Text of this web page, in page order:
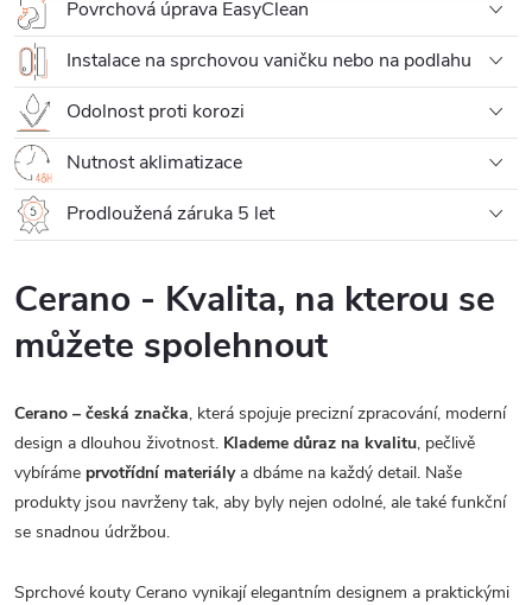
Povrchová úprava EasyClean
Instalace na sprchovou vaničku nebo na podlahu
Odolnost proti korozi
Nutnost aklimatizace
Prodloužená záruka 5 let
Cerano - Kvalita, na kterou se
můžete spolehnout
Cerano – česká značka, která spojuje precizní zpracování, moderní
design a dlouhou životnost. Klademe důraz na kvalitu, pečlivě
vybíráme prvotřídní materiálya dbáme na každý detail. Naše
produkty jsou navrženy tak, aby byly nejen odolné, ale také funkční
se snadnou údržbou.
Sprchové kouty Cerano vynikají elegantním designem a praktickými